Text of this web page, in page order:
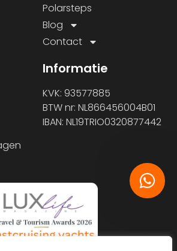
Polarsteps
Blog
Contact
Informatie
KVK: 93577885
BTW nr: NL866456004B01
IBAN: NL19TRIO0320877442